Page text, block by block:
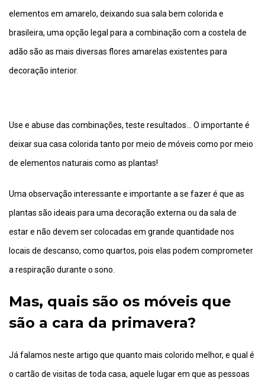
elementos em amarelo, deixando sua sala bem colorida e
brasileira, uma opção legal para a combinação com a costela de
adão são as mais diversas flores amarelas existentes para
decoração interior.
Use e abuse das combinações, teste resultados… O importante é
deixar sua casa colorida tanto por meio de móveis como por meio
de elementos naturais como as plantas!
Uma observação interessante e importante a se fazer é que as
plantas são ideais para uma decoração externa ou da sala de
estar e não devem ser colocadas em grande quantidade nos
locais de descanso, como quartos, pois elas podem comprometer
a respiração durante o sono.
Mas, quais são os móveis que
são a cara da primavera?
Já falamos neste artigo que quanto mais colorido melhor, e qual é
o cartão de visitas de toda casa, aquele lugar em que as pessoas